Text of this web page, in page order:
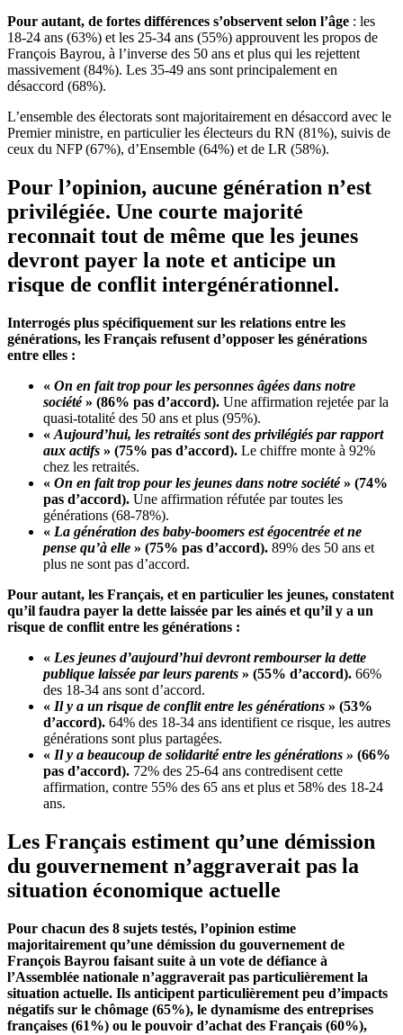
Pour autant, de fortes différences s’observent selon l’âge : les
18-24 ans (63%) et les 25-34 ans (55%) approuvent les propos de
François Bayrou, à l’inverse des 50 ans et plus qui les rejettent
massivement (84%). Les 35-49 ans sont principalement en
désaccord (68%).
L’ensemble des électorats sont majoritairement en désaccord avec le
Premier ministre, en particulier les électeurs du RN (81%), suivis de
ceux du NFP (67%), d’Ensemble (64%) et de LR (58%).
Pour l’opinion, aucune génération n’est
privilégiée. Une courte majorité
reconnait tout de même que les jeunes
devront payer la note et anticipe un
risque de conflit intergénérationnel.
Interrogés plus spécifiquement sur les relations entre les
générations, les Français refusent d’opposer les générations
entre elles :
« On en fait trop pour les personnes âgées dans notre
société» (86% pas d’accord). Une affirmation rejetée par la
quasi-totalité des 50 ans et plus (95%).
« Aujourd’hui, les retraités sont des privilégiés par rapport
aux actifs » (75% pas d’accord). Le chiffre monte à 92%
chez les retraités.
« On en fait trop pour les jeunes dans notre société» (74%
pas d’accord). Une affirmation réfutée par toutes les
générations (68-78%).
« La génération des baby-boomers est égocentrée et ne
pense qu’à elle » (75% pas d’accord). 89% des 50 ans et
plus ne sont pas d’accord.
Pour autant, les Français, et en particulier les jeunes, constatent
qu’il faudra payer la dette laissée par les ainés et qu’il y a un
risque de conflit entre les générations :
« Les jeunes d’aujourd’hui devront rembourser la dette
publique laissée par leurs parents » (55% d’accord). 66%
des 18-34 ans sont d’accord.
« Il y a un risque de conflit entre les générations » (53%
d’accord). 64% des 18-34 ans identifient ce risque, les autres
générations sont plus partagées.
« Il y a beaucoup de solidarité entre les générations » (66%
pas d’accord). 72% des 25-64 ans contredisent cette
affirmation, contre 55% des 65 ans et plus et 58% des 18-24
ans.
Les Français estiment qu’une démission
du gouvernement n’aggraverait pas la
situation économique actuelle
Pour chacun des 8 sujets testés, l’opinion estime
majoritairement qu’une démission du gouvernement de
François Bayrou faisant suite à un vote de défiance à
l’Assemblée nationale n’aggraverait pas particulièrement la
situation actuelle. Ils anticipent particulièrement peu d’impacts
négatifs sur le chômage (65%), le dynamisme des entreprises
françaises (61%) ou le pouvoir d’achat des Français (60%),